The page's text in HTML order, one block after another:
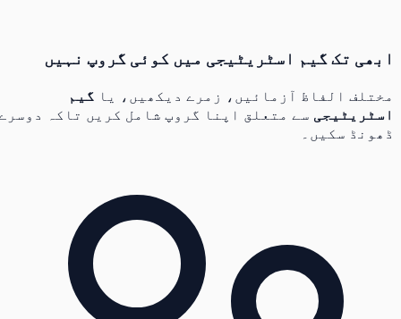
ابھی تک گیم اسٹریٹیجی میں کوئی گروپ نہیں
مختلف الفاظ آزمائیں، زمرے دیکھیں، یا گیم
اسٹریٹیجیسے متعلق اپنا گروپ شامل کریں تاکہ دوسرے
ڈھونڈ سکیں۔